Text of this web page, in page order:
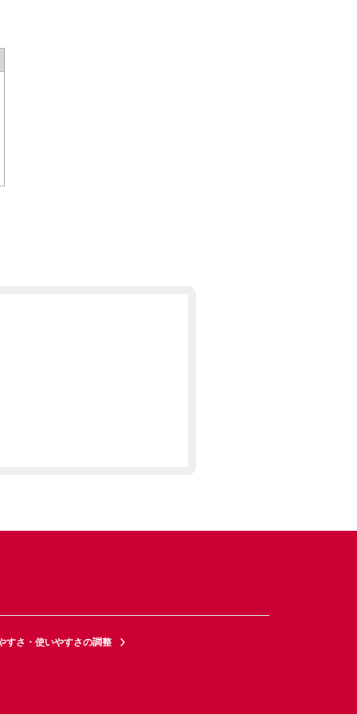
すさ・使いやすさの調整